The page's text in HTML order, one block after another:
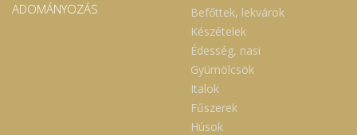
ADOMÁNYOZÁS
Befőttek, lekvárok
Készételek
Édesség, nasi
Gyümölcsök
Italok
Fűszerek
Húsok